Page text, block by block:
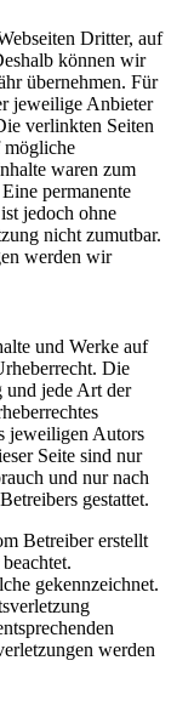
Dritter, auf
können wir
übernehmen. Für
jeweilige Anbieter
verlinkten Seiten
waren zum
permanente
jedoch ohne
nicht zumutbar.
werden wir
und Werke auf
Die
und jede Art der
jeweiligen Autors
Seite sind nur
und nur nach
gestattet.
Betreiber erstellt
gekennzeichnet.
werden